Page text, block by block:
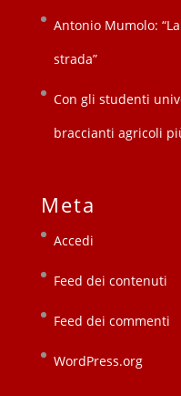
Antonio Mumolo:
strada”
Con gli studenti
braccianti agricoli
Meta
Accedi
Feed dei contenuti
Feed dei commenti
WordPress.org